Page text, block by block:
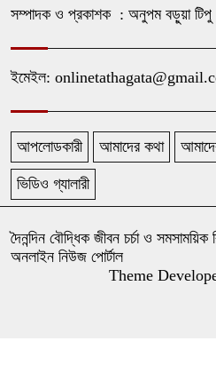
সম্পাদক ও প্রকাশক : অনুপম বড়ুয়া টিপু
ইমেইল:
আপলোডকারী আমাদের কথা
ভিডিও গ্যালারী
দৈনন্দিন বৌদ্ধিক জীবন চর্চা ও
অনলাইন নিউজ পোর্টাল
Theme